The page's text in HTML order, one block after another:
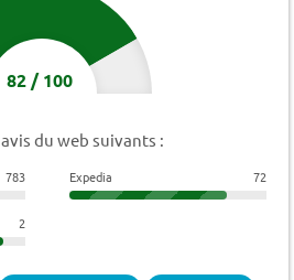
82/100
avis du web suivants :
783 Expedia 72
2